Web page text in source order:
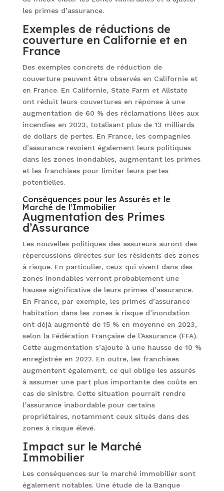
les primes d’assurance.
Exemples de réductions de
couverture en Californie et en
France
Des exemples concrets de réduction de
couverture peuvent être observés en Californie et
en France. En Californie, State Farm et Allstate
ont réduit leurs couvertures en réponse à une
augmentation de 60 % des réclamations liées aux
incendies en 2023, totalisant plus de 13 milliards
de dollars de pertes. En France, les compagnies
d’assurance revoient également leurs politiques
dans les zones inondables, augmentant les primes
et les franchises pour limiter leurs pertes
potentielles.
Conséquences pour les Assurés et le
Marché de l’Immobilier
Augmentation des Primes
d’Assurance
Les nouvelles politiques des assureurs auront des
répercussions directes sur les résidents des zones
à risque. En particulier, ceux qui vivent dans des
zones inondables verront probablement une
hausse significative de leurs primes d’assurance.
En France, par exemple, les primes d’assurance
habitation dans les zones à risque d’inondation
ont déjà augmenté de 15 % en moyenne en 2023,
selon la Fédération Française de l’Assurance (FFA).
Cette augmentation s’ajoute à une hausse de 10 %
enregistrée en 2022. En outre, les franchises
augmentent également, ce qui oblige les assurés
à assumer une part plus importante des coûts en
cas de sinistre. Cette situation pourrait rendre
l’assurance inabordable pour certains
propriétaires, notamment ceux situés dans des
zones à risque élevé.
Impact sur le Marché
Immobilier
Les conséquences sur le marché immobilier sont
également notables. Une étude de la Banque